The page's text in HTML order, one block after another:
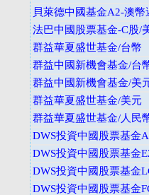
貝萊德中國基金A2-澳幣
法巴中國股票基金-C股/
群益華夏盛世基金/台幣
群益中國新機會基金/台
群益中國新機會基金/美
群益華夏盛世基金/美元
群益華夏盛世基金/人民
DWS投資中國股票基金
DWS投資中國股票基金
DWS投資中國股票基金
DWS投資中國股票基金